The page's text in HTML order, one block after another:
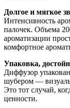
Долгое и мягкое
Интенсивность
палочек. Объема
ароматизации
комфортное
Упаковка,
Диффузор
шубером —
Это тот случай,
ценности.